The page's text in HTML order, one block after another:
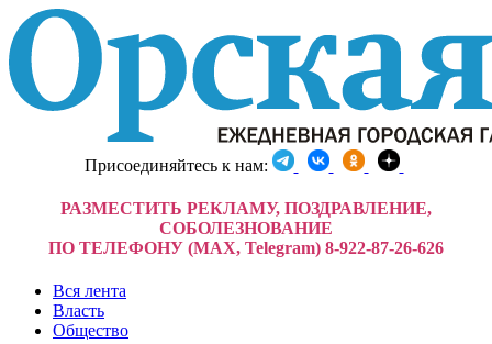
Присоединяйтесь к нам:
РАЗМЕСТИТЬ РЕКЛАМУ, ПОЗДРАВЛЕНИЕ,
СОБОЛЕЗНОВАНИЕ
ПО ТЕЛЕФОНУ (MAX, Telegram) 8-922-87-26-626
Вся лента
Власть
Общество